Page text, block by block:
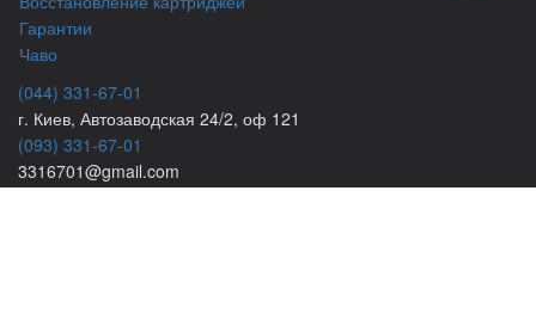
Гарантии
Чаво
(044) 331-67-01
г. Киев, Автозаводская 24/2, оф 121
(093) 331-67-01
3316701@gmail.com